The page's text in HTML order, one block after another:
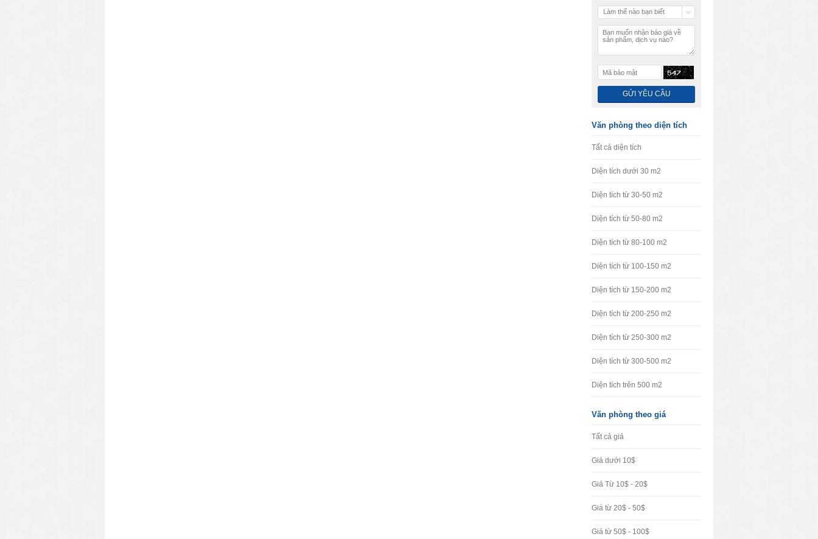
Làm thế nào bạn biết
Văn phòng theo diện tích
Tất cả diện tích
Diện tích dưới 30 m2
Diện tích từ 30-50 m2
Diện tích từ 50-80 m2
Diện tích từ 80-100 m2
Diện tích từ 100-150 m2
Diện tích từ 150-200 m2
Diện tích từ 200-250 m2
Diện tích từ 250-300 m2
Diện tích từ 300-500 m2
Diện tích trên 500 m2
Văn phòng theo giá
Tất cả giá
Giá dưới 10$
Giá Từ 10$ - 20$
Giá từ 20$ - 50$
Giá từ 50$ - 100$